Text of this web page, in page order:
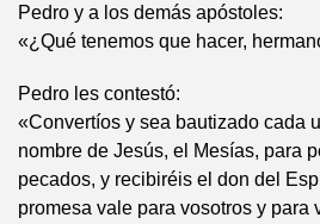
Pedro y a los demás apóstoles:
«¿Qué tenemos que hacer,
Pedro les contestó:
«Convertíos y sea bautizado cada
nombre de Jesús, el Mesías, para
pecados, y recibiréis el don del
promesa vale para vosotros y para